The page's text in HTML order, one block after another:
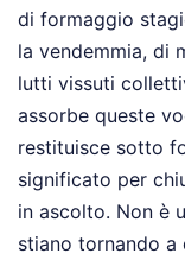
di formaggio
la vendemmia, di
lutti vissuti
assorbe queste
restituisce sotto
significato per
in ascolto. Non è
stiano tornando a